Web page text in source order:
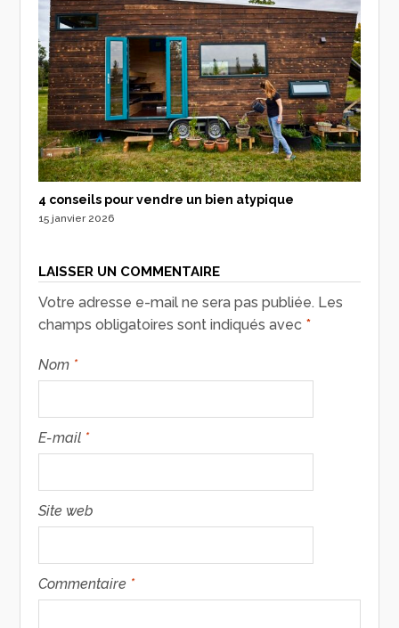
4 conseils pour vendre un bien atypique
15 janvier 2026
LAISSER UN COMMENTAIRE
Votre adresse e-mail ne sera pas publiée. Les
champs obligatoires sont indiqués avec *
Nom *
E-mail *
Site web
Commentaire *